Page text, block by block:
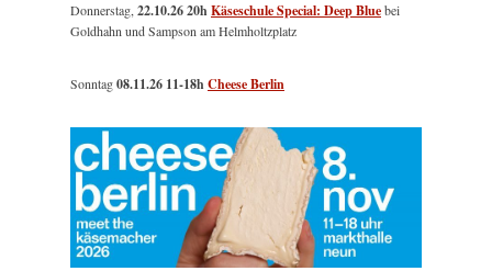
Donnerstag,22.10.26 20hKäseschule Special: Deep Bluebei
Goldhahn und Sampson am Helmholtzplatz
Sonntag08.11.26 11-18hCheese Berlin